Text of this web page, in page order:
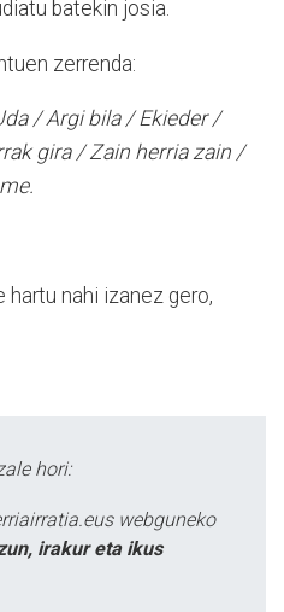
batekin josia.
zerrenda:
/ Argi bila / Ekieder /
gira / Zain herria zain /
hartu nahi izanez gero,
hori:
webguneko
irakur eta ikus